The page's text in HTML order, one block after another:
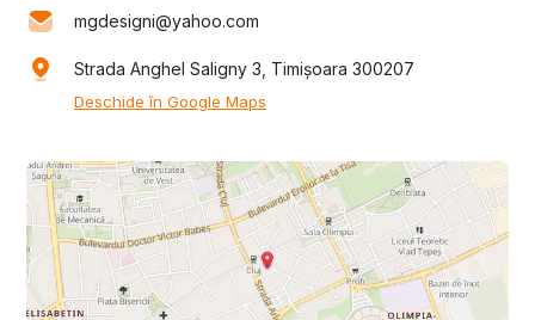
mgdesigni@yahoo.com
Strada Anghel Saligny 3, Timișoara 300207
Deschide în Google Maps